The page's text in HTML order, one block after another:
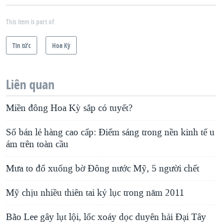
This item is part of
Tin tức Hoa Kỳ
Liên quan
Miền đông Hoa Kỳ sắp có tuyết?
Số bán lẻ hàng cao cấp: Ðiểm sáng trong nền kinh tế u
ám trên toàn cầu
Mưa to đổ xuống bờ Đông nước Mỹ, 5 người chết
Mỹ chịu nhiều thiên tai kỷ lục trong năm 2011
Bão Lee gây lụt lội, lốc xoáy dọc duyên hải Đại Tây